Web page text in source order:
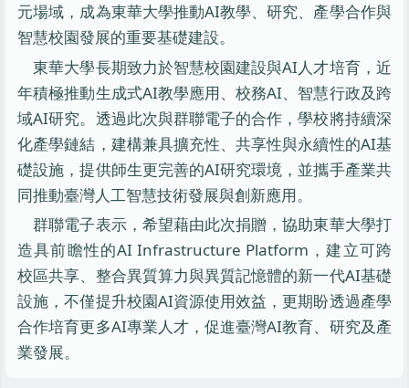
元場域，成為東華大學推動AI教學、研究、產學合作與
智慧校園發展的重要基礎建設。
東華大學長期致力於智慧校園建設與AI人才培育，近
年積極推動生成式AI教學應用、校務AI、智慧行政及跨
域AI研究。透過此次與群聯電子的合作，學校將持續深
化產學鏈結，建構兼具擴充性、共享性與永續性的AI基
礎設施，提供師生更完善的AI研究環境，並攜手產業共
同推動臺灣人工智慧技術發展與創新應用。
群聯電子表示，希望藉由此次捐贈，協助東華大學打
造具前瞻性的AI Infrastructure Platform，建立可跨
校區共享、整合異質算力與異質記憶體的新一代AI基礎
設施，不僅提升校園AI資源使用效益，更期盼透過產學
合作培育更多AI專業人才，促進臺灣AI教育、研究及產
業發展。